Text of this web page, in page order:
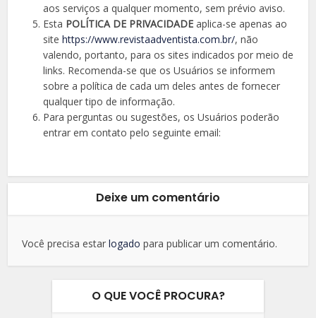
aos serviços a qualquer momento, sem prévio aviso.
Esta POLÍTICA DE PRIVACIDADE aplica-se apenas ao
sitehttps://www.revistaadventista.com.br/, não
valendo, portanto, para os sites indicados por meio de
links. Recomenda-se que os Usuários se informem
sobre a política de cada um deles antes de fornecer
qualquer tipo de informação.
Para perguntas ou sugestões, os Usuários poderão
entrar em contato pelo seguinte email:
Deixe um comentário
Você precisa estarlogado para publicar um comentário.
O QUE VOCÊ PROCURA?